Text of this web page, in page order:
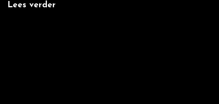
Lees verder